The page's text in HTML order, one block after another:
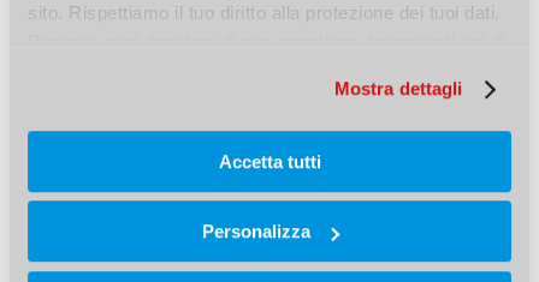
sito. Rispettiamo il tuo diritto alla protezione dei tuoi dati.
Mostra dettagli
Accetta tutti
Personalizza
DISCO ABRASIVO CERALINE